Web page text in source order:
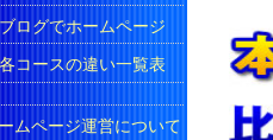
ブログでホームページ
各コースの違い一覧表
ムページ運営について